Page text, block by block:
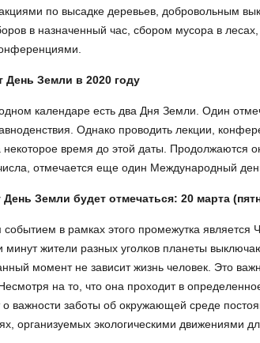
по высадке деревьев, добровольным
в назначенный час, сбором мусора в
День Земли в 2020 году
календаре есть два Дня Земли. Один
Однако проводить лекции,
некоторое время до этой даты. Продолжаются
отмечается еще один Международный
День Земли будет отмечаться: 20 марта
в рамках этого промежутка является
минут жители разных уголков планеты
момент не зависит жизнь человек. Это
на то, что она проходит в
важности заботы об окружающей среде
организуемых экологическими движениями